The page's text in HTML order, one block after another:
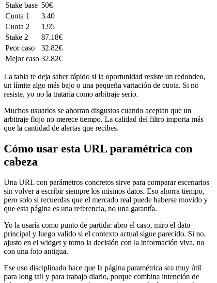
Stake base 50€
Cuota 1
3.40
Cuota 2
1.95
Stake 2
87.18€
Peor caso
32.82€
Mejor caso 32.82€
La tabla te deja saber rápido si la oportunidad resiste un redondeo,
un límite algo más bajo o una pequeña variación de cuota. Si no
resiste, yo no la trataría como arbitraje serio.
Muchos usuarios se ahorran disgustos cuando aceptan que un
arbitraje flojo no merece tiempo. La calidad del filtro importa más
que la cantidad de alertas que recibes.
Cómo usar esta URL paramétrica con
cabeza
Una URL con parámetros concretos sirve para comparar escenarios
sin volver a escribir siempre los mismos datos. Eso ahorra tiempo,
pero solo si recuerdas que el mercado real puede haberse movido y
que esta página es una referencia, no una garantía.
Yo la usaría como punto de partida: abro el caso, miro el dato
principal y luego valido si el contexto actual sigue parecido. Si no,
ajusto en el widget y tomo la decisión con la información viva, no
con una foto antigua.
Ese uso disciplinado hace que la página paramétrica sea muy útil
para long tail y para trabajo diario, porque combina intención de